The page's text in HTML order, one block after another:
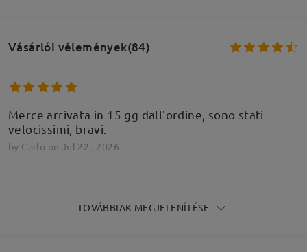
Vásárlói vélemények(84)
Merce arrivata in 15 gg dall'ordine, sono stati
velocissimi, bravi.
by Carlo on Jul 22 , 2026
TOVÁBBIAK MEGJELENÍTÉSE